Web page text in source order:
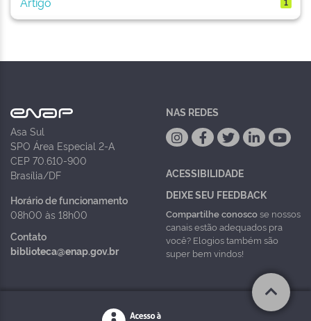
Asa Sul
SPO Área Especial 2-A
CEP 70.610-900
Brasília/DF
Horário de funcionamento
08h00 às 18h00
Contato
biblioteca@enap.gov.br
NAS REDES
ACESSIBILIDADE
DEIXE SEU FEEDBACK
Compartilhe conoscose nossos
canais estão adequados pra
você? Elogios também são
super bem vindos!